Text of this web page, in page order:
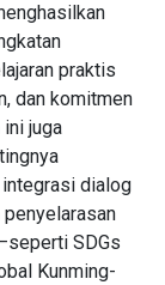
praktis
dan komitmen
ini juga
integrasi dialog
penyelarasan
SDGs
Kunming-